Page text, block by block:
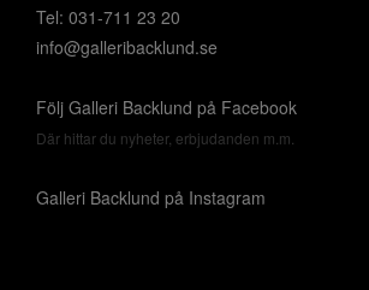
Tel: 031-711 23 20
info@galleribacklund.se
Följ Galleri Backlund på Facebook
Där hittar du nyheter, erbjudanden m.m.
Galleri Backlund på Instagram